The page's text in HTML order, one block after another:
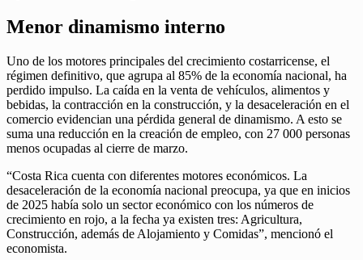
Menor dinamismo interno
Uno de los motores principales del crecimiento costarricense, el
régimen definitivo, que agrupa al 85% de la economía nacional, ha
perdido impulso. La caída en la venta de vehículos, alimentos y
bebidas, la contracción en la construcción, y la desaceleración en el
comercio evidencian una pérdida general de dinamismo. A esto se
suma una reducción en la creación de empleo, con 27 000 personas
menos ocupadas al cierre de marzo.
“Costa Rica cuenta con diferentes motores económicos. La
desaceleración de la economía nacional preocupa, ya que en inicios
de 2025 había solo un sector económico con los números de
crecimiento en rojo, a la fecha ya existen tres: Agricultura,
Construcción, además de Alojamiento y Comidas”, mencionó el
economista.